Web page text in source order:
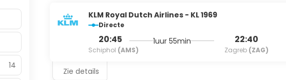
KLM Royal Dutch Airlines - KL 1969
Directe
20:45
Schiphol (AMS)
1uur 55min 22:40
Zagreb (ZAG)
Zie details
14